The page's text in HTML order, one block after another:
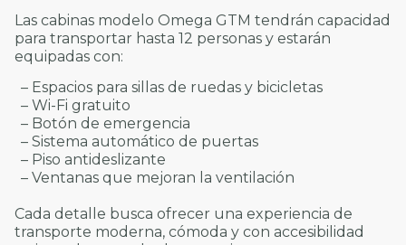
Las cabinas modelo Omega GTM tendrán capacidad
para transportar hasta 12 personas y estarán
equipadas con:
– Espacios para sillas de ruedas y bicicletas
– Wi-Fi gratuito
– Botón de emergencia
– Sistema automático de puertas
– Piso antideslizante
– Ventanas que mejoran la ventilación
Cada detalle busca ofrecer una experiencia de
transporte moderna, cómoda y con accesibilidad